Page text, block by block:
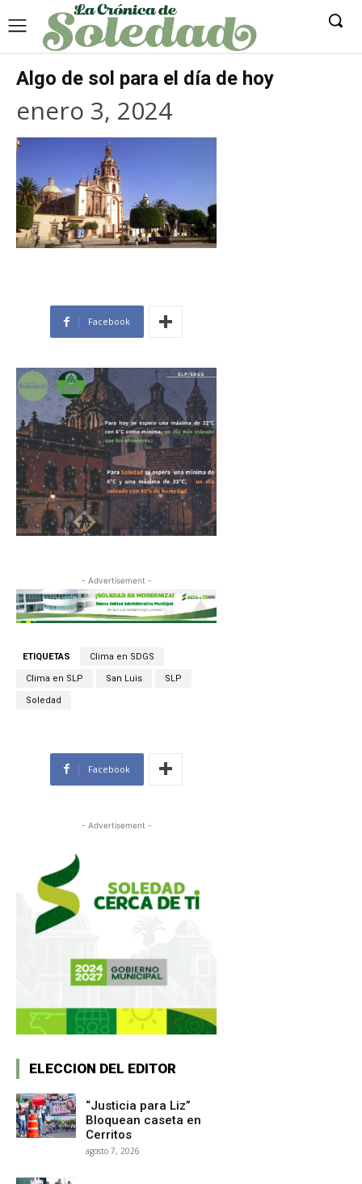
Algo de sol para el día de hoy
enero 3, 2024
Facebook
- Advertisement -
ETIQUETAS Clima en SDGS
Clima en SLP San Luis SLP
Soledad
Facebook
- Advertisement -
ELECCION DEL EDITOR
“Justicia para Liz”
Bloquean caseta en
Cerritos
agosto 7, 2026